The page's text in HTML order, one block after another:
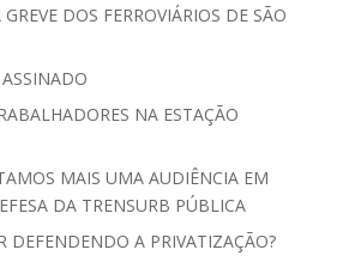
DOS FERROVIÁRIOS DE SÃO
NA ESTAÇÃO
MAIS UMA AUDIÊNCIA EM
DA TRENSURB PÚBLICA
DEFENDENDO A PRIVATIZAÇÃO?